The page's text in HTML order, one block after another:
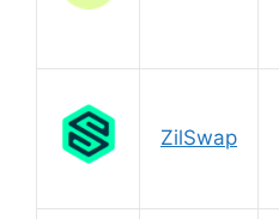
ZilSwap